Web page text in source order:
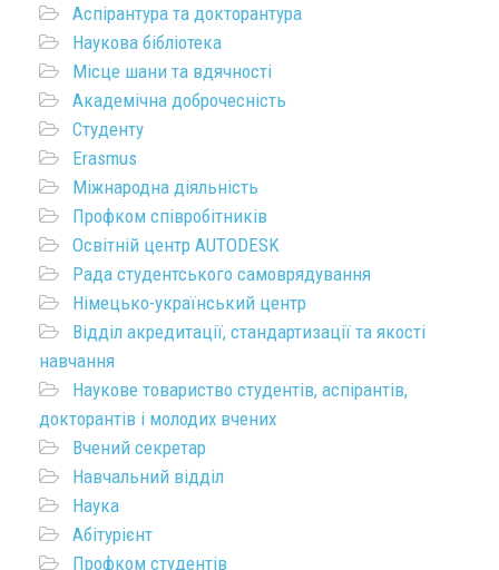
Аспірантура та докторантура
Наукова бібліотека
Місце шани та вдячності
Академічна доброчесність
Студенту
Erasmus
Міжнародна діяльність
Профком співробітників
Освітній центр AUTODESK
Рада студентського самоврядування
Німецько-український центр
Відділ акредитації, стандартизації та якості
навчання
Наукове товариство студентів, аспірантів,
докторантів і молодих вчених
Вчений секретар
Навчальний відділ
Наука
Абітурієнт
Профком студентів